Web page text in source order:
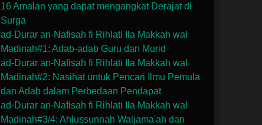
16 Amalan yang dapat mengangkat Derajat di
Surga
ad-Durar an-Nafisah fi Rihlati Ila Makkah wal
Madinah#1: Adab-adab Guru dan Murid
ad-Durar an-Nafisah fi Rihlati Ila Makkah wal
Madinah#2: Nasihat untuk Pencari Ilmu Pemula
dan Adab dalam Perbedaan Pendapat
ad-Durar an-Nafisah fi Rihlati Ila Makkah wal
Madinah#3/4: Ahlussunnah Waljama'ah dan